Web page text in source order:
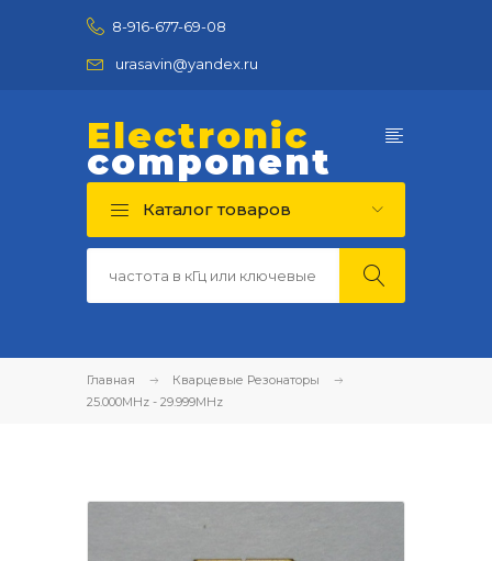
8-916-677-69-08
urasavin@yandex.ru
Electronic
component
Каталог товаров
Главная
Кварцевые Резонаторы
25.000MHz - 29.999MHz